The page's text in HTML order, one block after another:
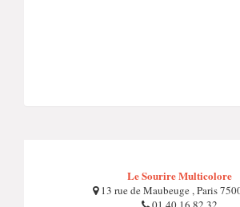
Le Sourire Multicolore
13 rue de Maubeuge , Paris